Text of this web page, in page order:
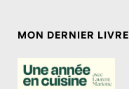
MON DERNIER LIVRE